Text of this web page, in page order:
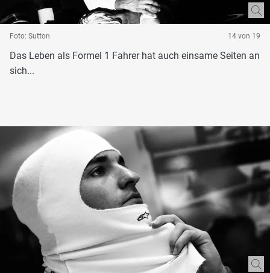
Foto: Sutton 14 von 19
Das Leben als Formel 1 Fahrer hat auch einsame Seiten an
sich...